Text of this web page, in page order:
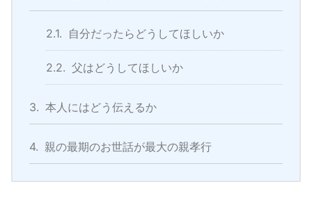
2.1. 自分だったらどうしてほしいか
2.2. 父はどうしてほしいか
3. 本人にはどう伝えるか
4. 親の最期のお世話が最大の親孝行